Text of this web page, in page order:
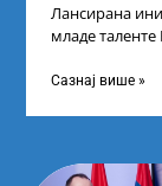
Лансирана
младе
догађају су се
Сазнај више »